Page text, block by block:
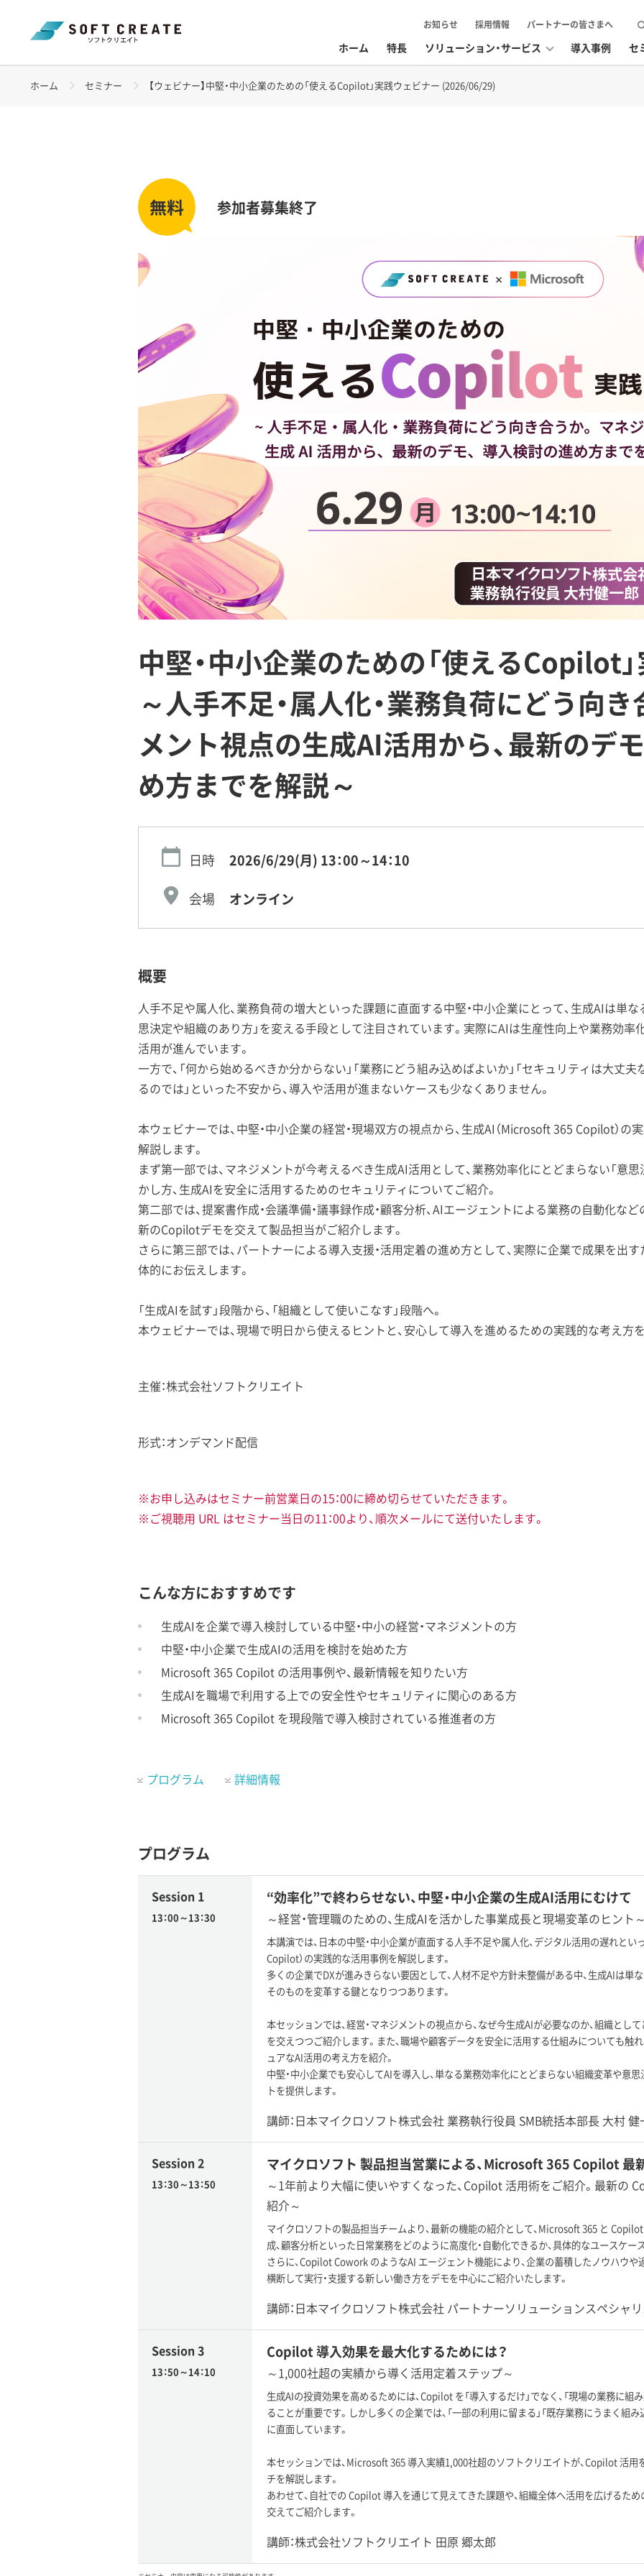
ホーム 特長 ソリューション・サービス 導入事例 セ
お知らせ 採用情報 パートナーの皆さまへ
ホーム セミナー 【ウェビナー】中堅・中小企業のための「使えるCopilot」実践ウェビナー (2026/06/29)
参加者募集終了
中堅・中小企業のための「使えるCopilot
～人手不足・属人化・業務負荷にどう向
メント視点の生成AI活用から、最新のデ
め方までを解説～
日時 2026/6/29(月) 13：00～14：10
会場
オンライン
概要
人手不足や属人化、業務負荷の増大といった課題に直面する中堅・中小企業にとって、生成AIは単な
思決定や組織のあり方」を変える手段として注目されています。実際にAIは生産性向上や業務効率
活用が進んでいます。
一方で、「何から始めるべきか分からない」「業務にどう組み込めばよいか」「セキュリティは大丈
るのでは」といった不安から、導入や活用が進まないケースも少なくありません。
本ウェビナーでは、中堅・中小企業の経営・現場双方の視点から、生成AI（Microsoft 365 Copilot）
解説します。
まず第一部では、マネジメントが今考えるべき生成AI活用として、業務効率化にとどまらない「意思
かし方、生成AIを安全に活用するためのセキュリティについてご紹介。
第二部では、提案書作成・会議準備・議事録作成・顧客分析、AIエージェントによる業務の自動化な
新のCopilotデモを交えて製品担当がご紹介します。
さらに第三部では、パートナーによる導入支援・活用定着の進め方として、実際に企業で成果を出
体的にお伝えします。
「生成AIを試す」段階から、「組織として使いこなす」段階へ。
本ウェビナーでは、現場で明日から使えるヒントと、安心して導入を進めるための実践的な考え方
主催：株式会社ソフトクリエイト
形式：オンデマンド配信
※お申し込みはセミナー前営業日の15：00に締め切らせていただきます。
※ご視聴用 URL はセミナー当日の11：00より、順次メールにて送付いたします。
こんな方におすすめです
生成AIを企業で導入検討している中堅・中小の経営・マネジメントの方
中堅・中小企業で生成AIの活用を検討を始めた方
Microsoft 365 Copilot の活用事例や、最新情報を知りたい方
生成AIを職場で利用する上での安全性やセキュリティに関心のある方
Microsoft 365 Copilot を現段階で導入検討されている推進者の方
プログラム 詳細情報
プログラム
Session 1
13：00～13：30
“効率化”で終わらせない、中堅・中小企業の生成AI活用にむけて
～経営・管理職のための、生成AIを活かした事業成長と現場変革のヒント～
本講演では、日本の中堅・中小企業が直面する人手不足や属人化、デジタル活用の遅れとい
Copilot）の実践的な活用事例を解説します。
多くの企業でDXが進みきらない要因として、人材不足や方針未整備がある中、生成AIは単
そのものを変革する鍵となりつつあります。
本セッションでは、経営・マネジメントの視点から、なぜ今生成AIが必要なのか、組織と
を交えつつご紹介します。また、職場や顧客データを安全に活用する仕組みについても触
ュアなAI活用の考え方を紹介。
中堅・中小企業でも安心してAIを導入し、単なる業務効率化にとどまらない組織変革や意
トを提供します。
講師：日本マイクロソフト株式会社 業務執行役員 SMB統括本部長 大村 健
Session 2
13：30～13：50
マイクロソフト 製品担当営業による、Microsoft 365 Copilot 最
～1年前より大幅に使いやすくなった、Copilot 活用術をご紹介。最新の
紹介～
マイクロソフトの製品担当チームより、最新の機能の紹介として、Microsoft 365 と Copilot
成、顧客分析といった日常業務をどのように高度化・自動化できるか、具体的なユースケー
さらに、Copilot Cowork のようなAI エージェント機能により、企業の蓄積したノウハウや
横断して実行・支援する新しい働き方をデモを中心にご紹介いたします。
講師：日本マイクロソフト株式会社 パートナーソリューションスペシャ
Session 3
13：50～14：10
Copilot 導入効果を最大化するためには？
～1,000社超の実績から導く活用定着ステップ～
生成AIの投資効果を高めるためには、Copilot を「導入するだけ」でなく、「現場の業務に組
ることが重要です。しかし多くの企業では、「一部の利用に留まる」「既存業務にうまく組
に直面しています。
本セッションでは、Microsoft 365 導入実績1,000社超のソフトクリエイトが、Copilot 活
チを解説します。
あわせて、自社での Copilot 導入を通じて見えてきた課題や、組織全体へ活用を広げるた
交えてご紹介します。
講師：株式会社ソフトクリエイト 田原 郷太郎